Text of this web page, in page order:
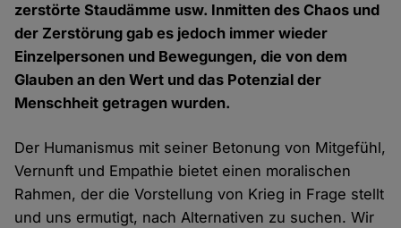
zerstörte Staudämme usw. Inmitten des Chaos und
der Zerstörung gab es jedoch immer wieder
Einzelpersonen und Bewegungen, die von dem
Glauben an den Wert und das Potenzial der
Menschheit getragen wurden.
Der Humanismus mit seiner Betonung von Mitgefühl,
Vernunft und Empathie bietet einen moralischen
Rahmen, der die Vorstellung von Krieg in Frage stellt
und uns ermutigt, nach Alternativen zu suchen. Wir